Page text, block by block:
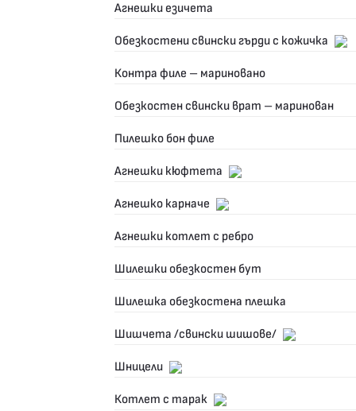
Агнешки езичета
Обезкостени свински гърди с кожичка
Контра филе – мариновано
Обезкостен свински врат – маринован
Пилешко бон филе
Агнешки кюфтета
Агнешко карначе
Агнешки котлет с ребро
Шилешки обезкостен бут
Шилешка обезкостена плешка
Шишчета /свински шишове/
Шницели
Котлет с тарак